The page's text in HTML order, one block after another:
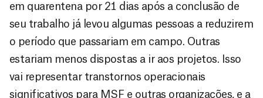
em quarentena por 21 dias após a conclusão de
seu trabalho já levou algumas pessoas a reduzirem
o período que passariam em campo. Outras
estariam menos dispostas a ir aos projetos. Isso
vai representar transtornos operacionais
significativos para MSF e outras organizações, e a